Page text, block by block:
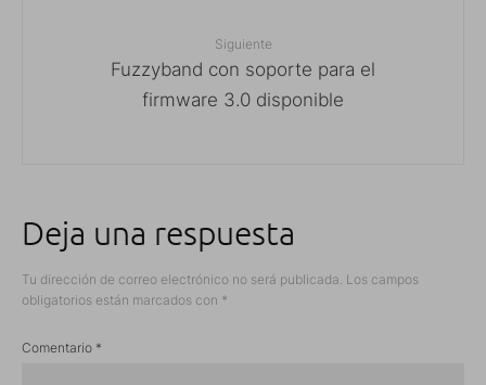
Siguiente
Fuzzyband con soporte para el
firmware 3.0 disponible
Deja una respuesta
Tu dirección de correo electrónico no será publicada. Los campos
obligatorios están marcados con *
Comentario *